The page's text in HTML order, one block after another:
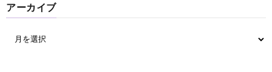
アーカイブ